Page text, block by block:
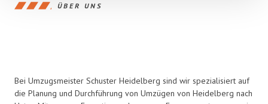
ÜBER UNS
Bei Umzugsmeister Schuster Heidelberg sind wir spezialisiert auf
die Planung und Durchführung von Umzügen von Heidelberg nach